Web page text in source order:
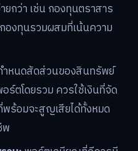
กว่า เช่น กองทุนตราสาร
งทุนรวมผสมที่เน้นความ
ำหนดสัดส่วนของสินทรัพย์
ร์ตโดยรวม ควรใช้เงินที่จัด
พร้อมจะสูญเสียได้ทั้งหมด
พ